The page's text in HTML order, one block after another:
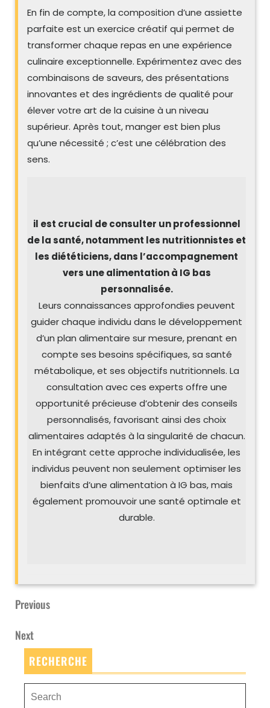
En fin de compte, la composition d’une assiette
parfaite est un exercice créatif qui permet de
transformer chaque repas en une expérience
culinaire exceptionnelle. Expérimentez avec des
combinaisons de saveurs, des présentations
innovantes et des ingrédients de qualité pour
élever votre art de la cuisine à un niveau
supérieur. Après tout, manger est bien plus
qu’une nécessité ; c’est une célébration des
sens.
il est crucial de consulter un professionnel
de la santé, notamment les nutritionnistes et
les diététiciens, dans l’accompagnement
vers une alimentation à IG bas
personnalisée.
Leurs connaissances approfondies peuvent
guider chaque individu dans le développement
d’un plan alimentaire sur mesure, prenant en
compte ses besoins spécifiques, sa santé
métabolique, et ses objectifs nutritionnels. La
consultation avec ces experts offre une
opportunité précieuse d’obtenir des conseils
personnalisés, favorisant ainsi des choix
alimentaires adaptés à la singularité de chacun.
En intégrant cette approche individualisée, les
individus peuvent non seulement optimiser les
bienfaits d’une alimentation à IG bas, mais
également promouvoir une santé optimale et
durable.
Navigation
de
l’article
Previous
Previous
Next
Post
Next
RECHERCHE
Search
for: